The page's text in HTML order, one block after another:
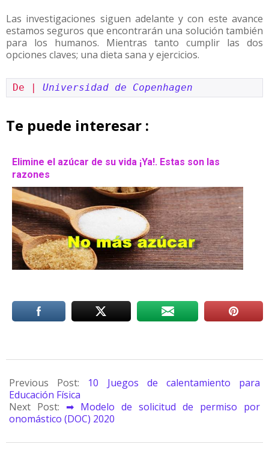
Las investigaciones siguen adelante y con este avance
estamos seguros que encontrarán una solución también
para los humanos. Mientras tanto cumplir las dos
opciones claves; una dieta sana y ejercicios.
De | Universidad de Copenhagen
Te puede interesar :
Elimine el azúcar de su vida ¡Ya!. Estas son las
razones
Previous Post: 10 Juegos de calentamiento para
Educación Física
Next Post: ➡ Modelo de solicitud de permiso por
onomástico (DOC) 2020